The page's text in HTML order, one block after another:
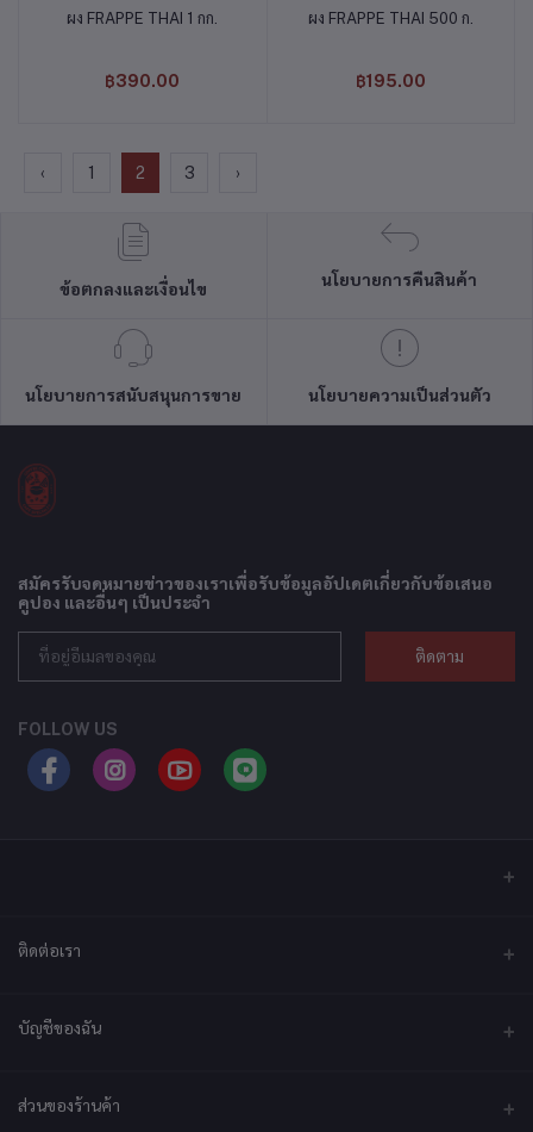
หยิบใส่ตะกร้าผง FRAPPE THAI 1 กก.
฿390.00
หยิบใส่ตะกร้า
ผง FRAPPE THAI 500 ก.
฿195.00
‹ 1 2 3 ›
ข้อตกลงและเงื่อนไข
นโยบายการคืนสินค้า
นโยบายการสนับสนุนการขาย นโยบายความเป็นส่วนตัว
สมัครรับจดหมายข่าวของเราเพื่อรับข้อมูลอัปเดตเกี่ยวกับข้อเสนอ
คูปอง และอื่นๆ เป็นประจำ
ติดตาม
FOLLOW US
ติดต่อเรา
ที่อยู่
จังหวัดนครปฐม 73210
บัญชีของฉัน
เข้าสู่ระบบ
ส่วนของร้านค้า